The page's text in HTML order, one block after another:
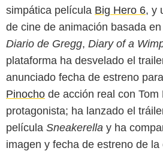
simpática película Big Hero 6, y
de cine de animación basada
Diario de Gregg, Diary of a
plataforma ha desvelado el
anunciado fecha de estreno
Pinocho de acción real con Tom
protagonista; ha lanzado el
película Sneakerella y ha
imagen y fecha de estreno de